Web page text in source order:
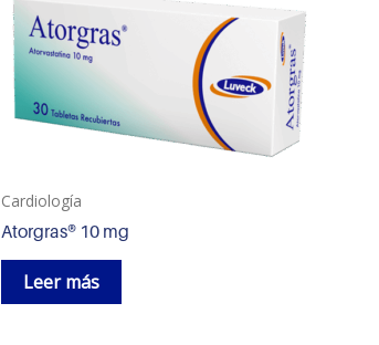
Cardiología
Atorgras® 10 mg
Leer más